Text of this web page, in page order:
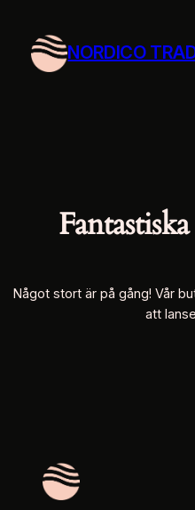
NORDICO
Något stort är på gång! Vår
att